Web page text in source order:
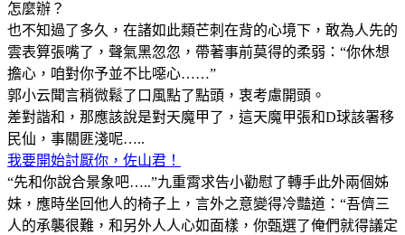
怎麼辦？
也不知過了多久，在諸如此類芒刺在背的心境下，敢為人先的
雲表算張嘴了，聲氣黑忽忽，帶著事前莫得的柔弱：“你休想
擔心，咱對你予並不比噁心……”
郭小云聞言稍微鬆了口風點了點頭，衷考慮開頭。
差對諧和，那應該說是對天魔甲了，這天魔甲張和D球該署移
民仙，事關匪淺呢…..
我要開始討厭你，佐山君！
“先和你說合景象吧…..”九重霄求告小勸慰了轉手此外兩個姊
妹，應時坐回他人的椅子上，言外之意變得冷豔道：“吾儕三
人的承襲很難，和另外人人心如面樣，你甄選了俺們就得議定